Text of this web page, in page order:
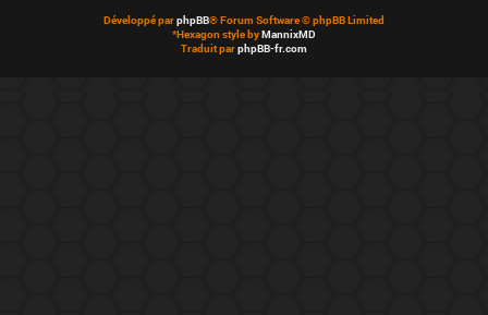
Développé parphpBB® Forum Software © phpBB Limited
*Hexagon style byMannixMD
Traduit parphpBB-fr.com